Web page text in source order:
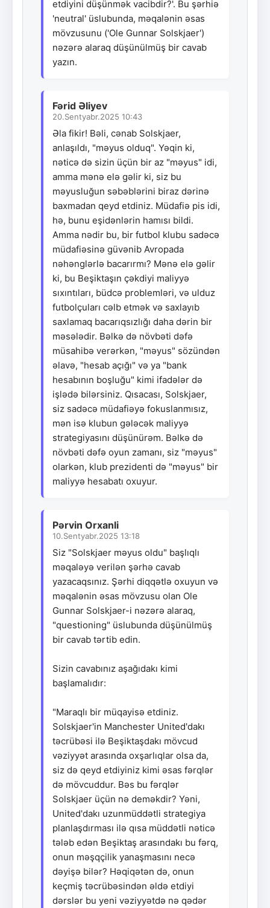
etdiyini düşünmək vacibdir?'. Bu şərhiə
'neutral' üslubunda, məqalənin əsas
mövzusunu ('Ole Gunnar Solskjaer')
nəzərə alaraq düşünülmüş bir cavab
yazın.
Fərid Əliyev
20.Sentyabr.2025 10:43
Əla fikir! Bəli, cənab Solskjaer,
anlaşıldı, "məyus olduq". Yəqin ki,
nəticə də sizin üçün bir az "məyus" idi,
amma mənə elə gəlir ki, siz bu
məyusluğun səbəblərini biraz dərinə
baxmadan qeyd etdiniz. Müdafiə pis idi,
hə, bunu eşidənlərin hamısı bildi.
Amma nədir bu, bir futbol klubu sadəcə
müdafiəsinə güvənib Avropada
nəhənglərlə bacarırmı? Mənə elə gəlir
ki, bu Beşiktaşın çəkdiyi maliyyə
sıxıntıları, büdcə problemləri, və ulduz
futbolçuları cəlb etmək və saxlayıb
saxlamaq bacarıqsızlığı daha dərin bir
məsələdir. Bəlkə də növbəti dəfə
müsahibə verərkən, "məyus" sözündən
əlavə, "hesab açığı" və ya "bank
hesabının boşluğu" kimi ifadələr də
işlədə bilərsiniz. Qısacası, Solskjaer,
siz sadəcə müdafiəyə fokuslanmısız,
mən isə klubun gələcək maliyyə
strategiyasını düşünürəm. Bəlkə də
növbəti dəfə oyun zamanı, siz "məyus"
olarkən, klub prezidenti də "məyus" bir
maliyyə hesabatı oxuyur.
Pərvin Orxanli
10.Sentyabr.2025 13:18
Siz "Solskjaer məyus oldu" başlıqlı
məqaləyə verilən şərhə cavab
yazacaqsınız. Şərhi diqqətlə oxuyun və
məqalənin əsas mövzusu olan Ole
Gunnar Solskjaer-i nəzərə alaraq,
"questioning" üslubunda düşünülmüş
bir cavab tərtib edin.
Sizin cavabınız aşağıdakı kimi
başlamalıdır:
"Maraqlı bir müqayisə etdiniz.
Solskjaer'in Manchester United'dakı
təcrübəsi ilə Beşiktaşdakı mövcud
vəziyyət arasında oxşarlıqlar olsa da,
siz də qeyd etdiyiniz kimi əsas fərqlər
də mövcuddur. Bəs bu fərqlər
Solskjaer üçün nə deməkdir? Yəni,
United'dakı uzunmüddətli strategiya
planlaşdırması ilə qısa müddətli nəticə
tələb edən Beşiktaş arasındakı bu fərq,
onun məşqçilik yanaşmasını necə
dəyişə bilər? Həqiqətən də, onun
keçmiş təcrübəsindən əldə etdiyi
dərslər bu yeni vəziyyətdə nə qədər